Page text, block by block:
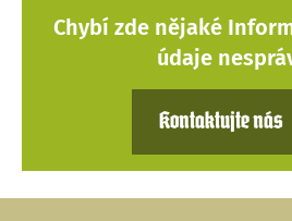
Chybí zde nějaké
údaje
Kontaktujte nás